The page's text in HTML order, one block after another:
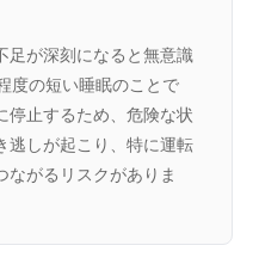
足が深刻になると無意識
度の短い睡眠のことで
停止するため、危険な状
逃しが起こり、特に運転
ながるリスクがありま